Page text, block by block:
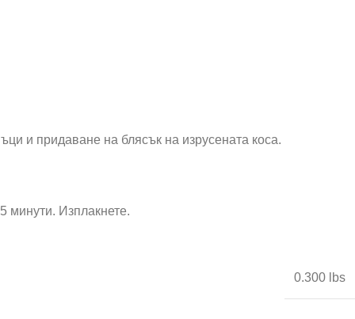
и придаване на блясък на изрусената коса.
минути. Изплакнете.
0.300 lbs